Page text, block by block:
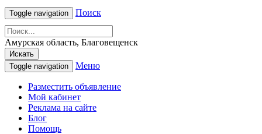
Toggle navigation Поиск
Амурская область, Благовещенск
Искать
Toggle navigation
Меню
Разместить объявление
Мой кабинет
Реклама на сайте
Блог
Помощь